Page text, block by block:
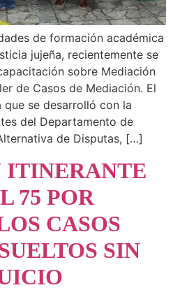
de formación académica
jujeña, recientemente se
sobre Mediación
de Casos de Mediación. El
se desarrolló con la
del Departamento de
de Disputas, […]
75 POR
CASOS
SIN